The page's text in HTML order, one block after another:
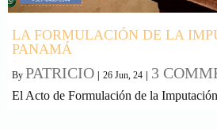
LA FORMULACIÓN DE LA
PANAMÁ
By PATRICIO 26 Jun, 24 3
El Acto de Formulación de la